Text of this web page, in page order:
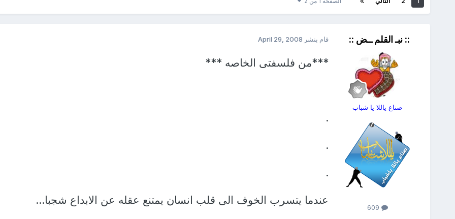
:: نبـ القلم ــض ::
صناع ياللا يا شباب
قام بنشر April 29, 2008
***من فلسفتى الخاصه ***
.
.
.
عندما يتسرب الخوف الى قلب انسان يمتنع عقله عن الابداع شجبا...